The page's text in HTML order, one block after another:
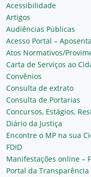
Acessibilidade
Artigos
Audiências Públicas
Acesso Portal –
Atos Normativos/
Carta de Serviços ao
Convênios
Consulta de extrato
Consulta de Portarias
Concursos, Estágios,
Diário da Justiça
Encontre o MP na sua
FDID
Manifestações online –
Portal da Transparência